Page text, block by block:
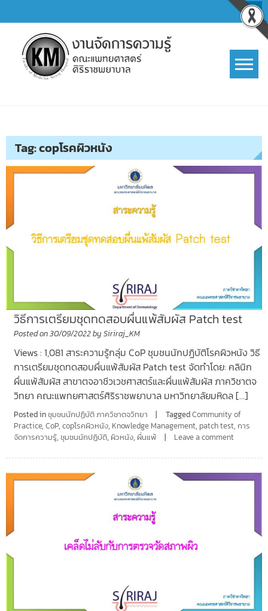
to
content
Tag:copโรคผิวหนัง
วิธีการเตรียมชุดทดสอบผื่นแพ้สัมผัส Patch test
Posted on30/09/2022by Siriraj_KM
Views : 1,081 สาระความรู้กลุ่ม CoP ชุมชนนักปฏิบัติโรคผิวหนัง วิธี
การเตรียมชุดทดสอบผื่นแพ้สัมผัส Patch test จัดทำโดย: คลินิก
ผื่นแพ้สัมผัส สาขาตจอาชีวเวชศาสตร์และผื่นแพ้สัมผัส ภาควิชาตจ
วิทยา คณะแพทยศาสตร์ศิริราชพยาบาล มหาวิทยาลัยมหิดล […]
Posted inชุมชนนักปฏิบัติ ภาควิชาตจวิทยา TaggedCommunity of
Practice, CoP, copโรคผิวหนัง, Knowledge Management, patch test, การ
จัดการความรู้, ชุมชนนักปฏิบัติ, ผิวหนัง, ผื่นแพ้ Leave a comment